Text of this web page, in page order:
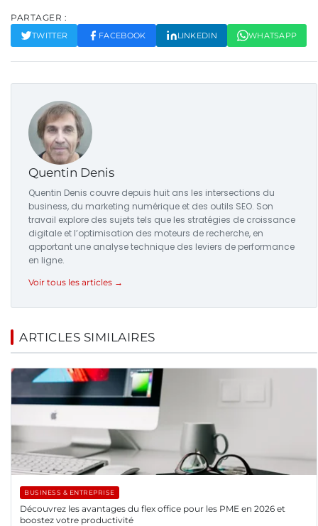
PARTAGER :
TWITTER FACEBOOK LINKEDIN WHATSAPP
Quentin Denis
Quentin Denis couvre depuis huit ans les intersections du
business, du marketing numérique et des outils SEO. Son
travail explore des sujets tels que les stratégies de croissance
digitale et l’optimisation des moteurs de recherche, en
apportant une analyse technique des leviers de performance
en ligne.
Voir tous les articles →
ARTICLES SIMILAIRES
BUSINESS & ENTREPRISE
Découvrez les avantages du flex office pour les PME en 2026 et
boostez votre productivité